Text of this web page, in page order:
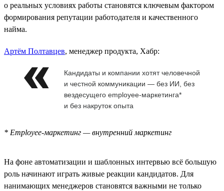
о реальных условиях работы становятся ключевым фактором
формирования репутации работодателя и качественного
найма.
Артём Полтавцев, менеджер продукта, Хабр:
Кандидаты и компании хотят человечной
и честной коммуникации — без ИИ, без
вездесущего employee-маркетинга*
и без накруток опыта
* Employee-маркетинг — внутренний маркетинг
На фоне автоматизации и шаблонных интервью всё большую
роль начинают играть живые реакции кандидатов. Для
нанимающих менеджеров становятся важными не только